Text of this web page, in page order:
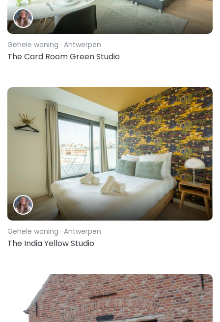
Gehele woning · Antwerpen
The Card Room Green Studio
Gehele woning · Antwerpen
The India Yellow Studio